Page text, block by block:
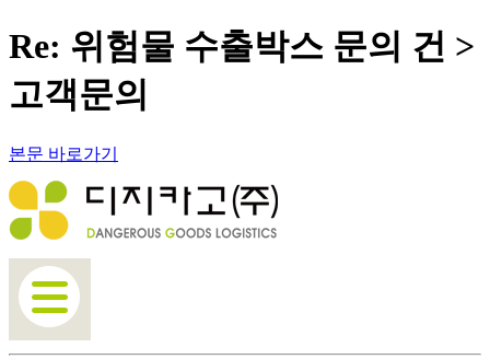
Re: 위험물 수출박스 문의 건 >
고객문의
본문 바로가기